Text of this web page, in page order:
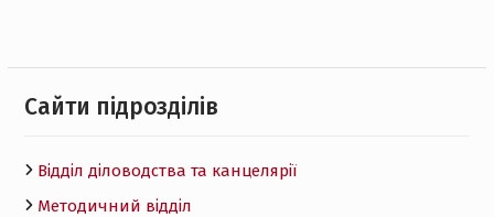
Cайти підрозділів
Відділ діловодства та канцелярії
Методичний відділ